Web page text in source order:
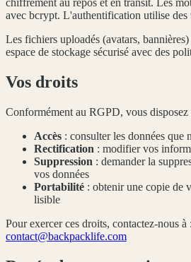
chiffrement au repos et en transit. Les
avec bcrypt. L'authentification utilise des
Les fichiers uploadés (avatars,
espace de stockage sécurisé avec des
Vos droits
Conformément au RGPD, vous disposez
Accès : consulter les données que
Rectification : modifier vos
Suppression : demander la
vos données
Portabilité : obtenir une copie de
lisible
Pour exercer ces droits, contactez-nous à :
contact@backpacklife.com